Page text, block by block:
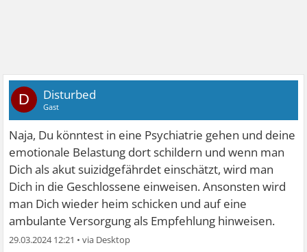
D Disturbed
Gast
Naja, Du könntest in eine Psychiatrie gehen und deine
emotionale Belastung dort schildern und wenn man
Dich als akut suizidgefährdet einschätzt, wird man
Dich in die Geschlossene einweisen. Ansonsten wird
man Dich wieder heim schicken und auf eine
ambulante Versorgung als Empfehlung hinweisen.
29.03.2024 12:21 •